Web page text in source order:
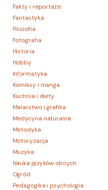
Fakty i reportaże
Fantastyka
Filozofia
Fotografia
Historia
Hobby
Informatyka
Komiksy i manga
Kuchnia i diety
Malarstwo i grafika
Medycyna naturalna
Metodyka
Motoryzacja
Muzyka
Nauka języków obcych
Ogród
Pedagogika i psychologia